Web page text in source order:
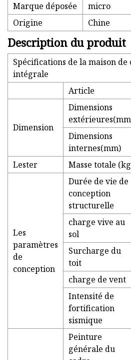
Marque déposée
micro
Origine
Chine
Description du produit
Spécifications de la maison
intégrale
Article
Dimension
Dimensions
Dimensions
internes(mm)
Lester Masse totale
Les
paramètres
de
conception
Durée de vie de
conception
structurelle
charge vive au
sol
Surcharge du
toit
charge de vent
Intensité de
fortification
sismique
Peinture
générale du